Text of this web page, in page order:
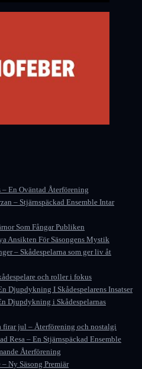
En Oväntad Återförening
– Stjärnspäckad Ensemble Intar
Som Fångar Publiken
Ansikten För Säsongens Mystik
– Skådespelarna som ger liv åt
och roller i fokus
Djupdykning I Skådespelarens Insatser
Djupdykning i Skådespelarnas
jul – Återförening och nostalgi
Resa – En Stjärnspäckad Ensemble
Återförening
Ny Säsong Premiär